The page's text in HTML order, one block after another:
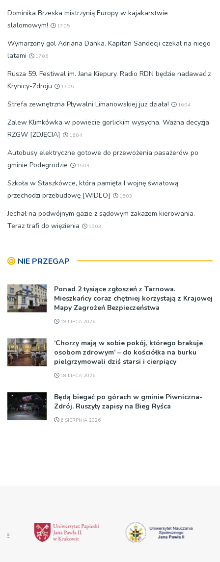
Dominika Brzeska mistrzynią Europy w kajakarstwie
slalomowym!
17:05
Wymarzony gol Adriana Danka. Kapitan Sandecji czekał na niego
latami
17:05
Rusza 59. Festiwal im. Jana Kiepury. Radio RDN będzie nadawać z
Krynicy-Zdroju
17:05
Strefa zewnętrzna Pływalni Limanowskiej już działa! 16:04
Zalew Klimkówka w powiecie gorlickim wysycha. Ważna decyzja
RZGW [ZDJĘCIA]
16:04
Autobusy elektryczne gotowe do przewożenia pasażerów po
gminie Podegrodzie
15:03
Szkoła w Staszkówce, która pamięta I wojnę światową
przechodzi przebudowę [WIDEO]
15:03
Jechał na podwójnym gazie z sądowym zakazem kierowania.
Teraz trafi do więzienia
15:03
NIE PRZEGAP
Ponad 2 tysiące zgłoszeń z Tarnowa.
Mieszkańcy coraz chętniej korzystają z Krajowej
Mapy Zagrożeń Bezpieczeństwa
19 LIPCA 2026
‘Chorzy mają w sobie pokój, którego brakuje
osobom zdrowym’ – do kościółka na burku
pielgrzymowali dziś starsi i cierpiący
18 LIPCA 2026
Będą biegać po górach w gminie Piwniczna-
Zdrój. Ruszyły zapisy na Bieg Ryśca
6 SIERPNIA 2026